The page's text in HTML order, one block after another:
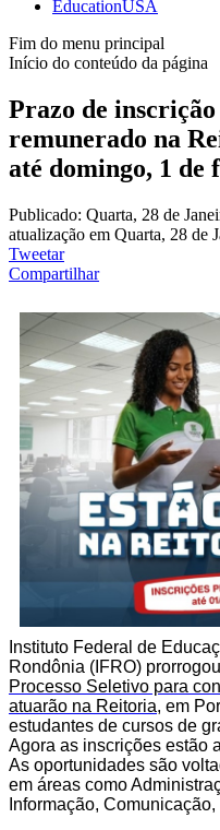
EducationUSA
Fim do menu principal
Início do conteúdo da página
Prazo de
remunerado na
até domingo, 1 de
Publicado: Quarta, 28 de
atualização em Quarta, 28 de
Tweetar
Compartilhar
Instituto Federal de
Rondônia (IFRO)
Processo Seletivo para
atuarão na Reitoria, em
estudantes de cursos de
Agora as inscrições estão
As oportunidades são
em áreas como
Informação,